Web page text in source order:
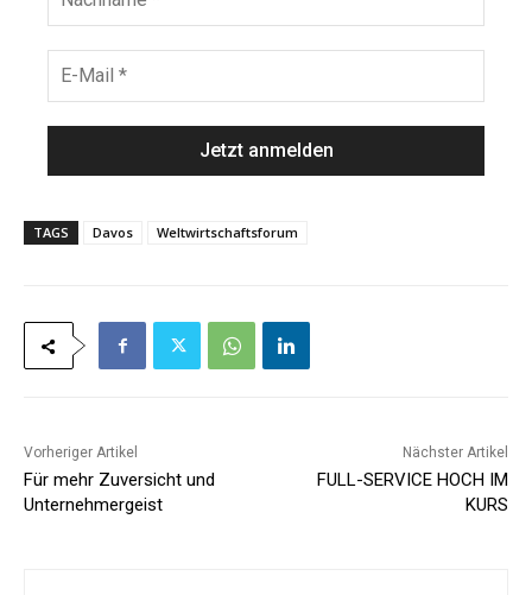
m
c
h
a
M
a
l
TAGS Davos Weltwirtschaftsforum
Vorheriger Artikel
Für mehr Zuversicht und
Unternehmergeist
Nächster Artikel
FULL-SERVICE HOCH IM
KURS